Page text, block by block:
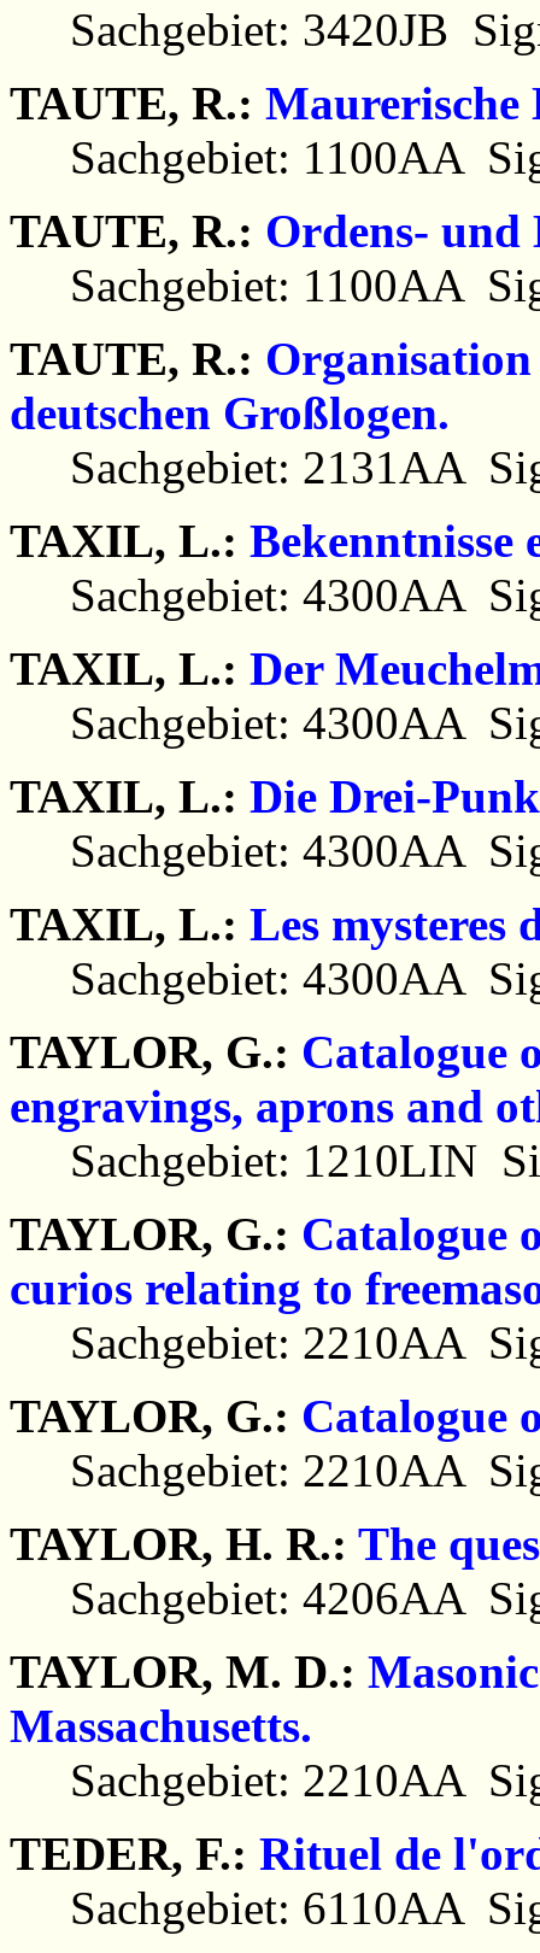
Sachgebiet: 3420JB
TAUTE, R.: Maurerische
Sachgebiet: 1100AA
TAUTE, R.: Ordens- und
Sachgebiet: 1100AA
TAUTE, R.:
deutschen Großlogen.
Sachgebiet: 2131AA
TAXIL, L.: Bekenntnisse
Sachgebiet: 4300AA
TAXIL, L.: Der
Sachgebiet: 4300AA
TAXIL, L.: Die Drei-
Sachgebiet: 4300AA
TAXIL, L.: Les mysteres
Sachgebiet: 4300AA
TAYLOR, G.: Catalogue
engravings, aprons and
Sachgebiet: 1210LIN
TAYLOR, G.: Catalogue
curios relating to
Sachgebiet: 2210AA
TAYLOR, G.: Catalogue
Sachgebiet: 2210AA
TAYLOR, H. R.: The
Sachgebiet: 4206AA
TAYLOR, M. D.:
Massachusetts.
Sachgebiet: 2210AA
TEDER, F.: Rituel de
Sachgebiet: 6110AA